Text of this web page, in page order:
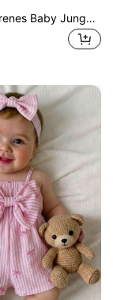
SHEIN Neugeborenes Baby Jungen/Mädchen Herbst/Winter süßer flauschiger Cartoon Muster Kapuzen-Romper